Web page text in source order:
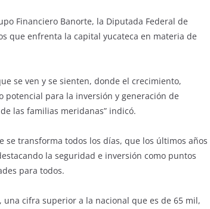
Financiero Banorte, la Diputada Federal de
que enfrenta la capital yucateca en materia de
se ven y se sienten, donde el crecimiento,
para la inversión y generación de
las familias meridanas” indicó.
transforma todos los días, que los últimos años
la seguridad e inversión como puntos
para todos.
una cifra superior a la nacional que es de 65 mil,